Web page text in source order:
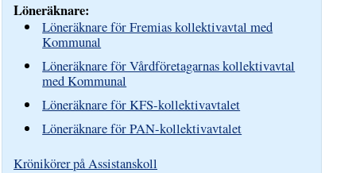
Löneräknare:
Löneräknare för Fremias kollektivavtal med
Kommunal
Löneräknare för Vårdföretagarnas kollektivavtal
med Kommunal
Löneräknare för KFS-kollektivavtalet
Löneräknare för PAN-kollektivavtalet
Krönikörer på Assistanskoll